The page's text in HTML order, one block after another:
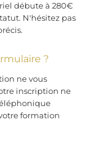
débute à 280€
N'hésitez pas
?
ne vous
inscription ne
formation